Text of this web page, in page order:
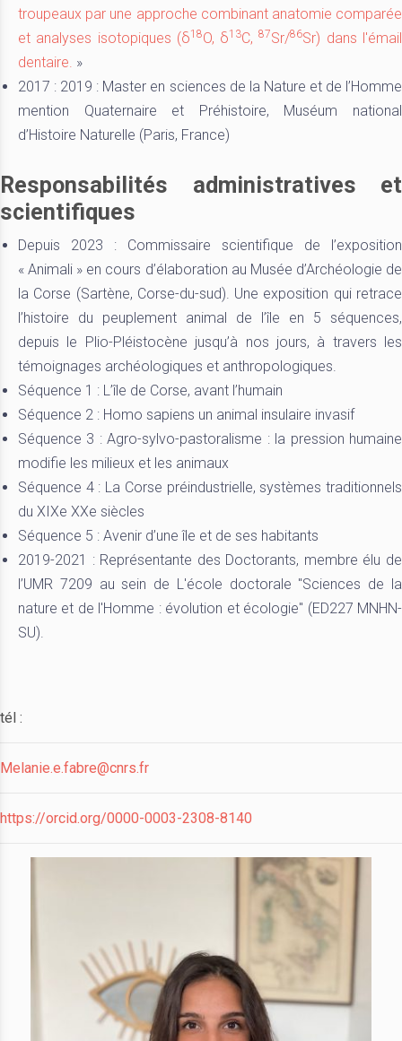
troupeaux par une approche combinant anatomie comparée
et analyses isotopiques (δ18O, δ13C,87Sr/86Sr) dans l'émail
dentaire. »
2017 : 2019 : Master en sciences de la Nature et de l’Homme
mention Quaternaire et Préhistoire, Muséum national
d’Histoire Naturelle (Paris, France)
Responsabilités administratives et
scientifiques
Depuis 2023 : Commissaire scientifique de l’exposition
« Animali » en cours d’élaboration au Musée d’Archéologie de
la Corse (Sartène, Corse-du-sud). Une exposition qui retrace
l’histoire du peuplement animal de l’île en 5 séquences,
depuis le Plio-Pléistocène jusqu’à nos jours, à travers les
témoignages archéologiques et anthropologiques.
Séquence 1 : L’île de Corse, avant l’humain
Séquence 2 : Homo sapiens un animal insulaire invasif
Séquence 3 : Agro-sylvo-pastoralisme : la pression humaine
modifie les milieux et les animaux
Séquence 4 : La Corse préindustrielle, systèmes traditionnels
du XIXe XXe siècles
Séquence 5 : Avenir d’une île et de ses habitants
2019-2021 : Représentante des Doctorants, membre élu de
l’UMR 7209 au sein de L'école doctorale ''Sciences de la
nature et de l'Homme : évolution et écologie'' (ED227 MNHN-
SU).
tél :
Melanie.e.fabre@cnrs.fr
https://orcid.org/0000-0003-2308-8140